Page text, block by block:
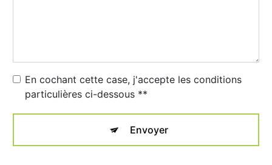
En cochant cette case, j'accepte les conditions
particulières ci-dessous **
Envoyer